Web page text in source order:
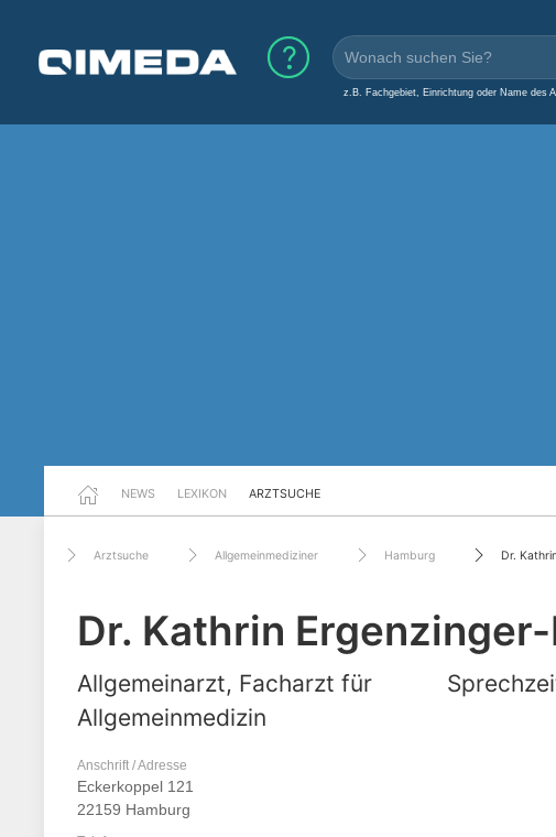
z.B. Fachgebiet, Einrichtung oder Name des
NEWS LEXIKON ARZTSUCHE
Arztsuche Allgemeinmediziner Hamburg Dr.
Dr. Kathrin
Allgemeinarzt, Facharzt für
Allgemeinmedizin
Anschrift / Adresse
Eckerkoppel 121
22159 Hamburg